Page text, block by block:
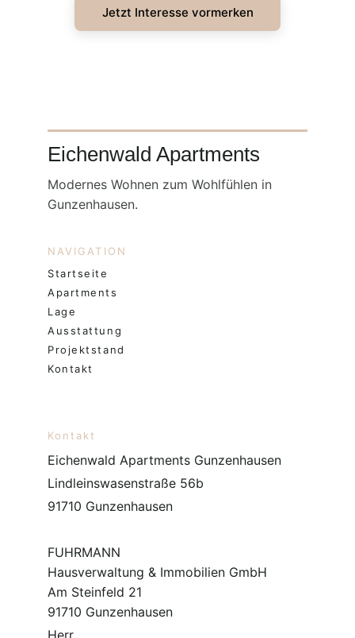
Jetzt Interesse vormerken
Eichenwald Apartments
Modernes Wohnen zum Wohlfühlen in
Gunzenhausen.
NAVIGATION
Startseite
Apartments
Lage
Ausstattung
Projektstand
Kontakt
Kontakt
Eichenwald Apartments Gunzenhausen
Lindleinswasenstraße 56b
91710 Gunzenhausen
FUHRMANN
Hausverwaltung & Immobilien GmbH
Am Steinfeld 21
91710 Gunzenhausen
Herr